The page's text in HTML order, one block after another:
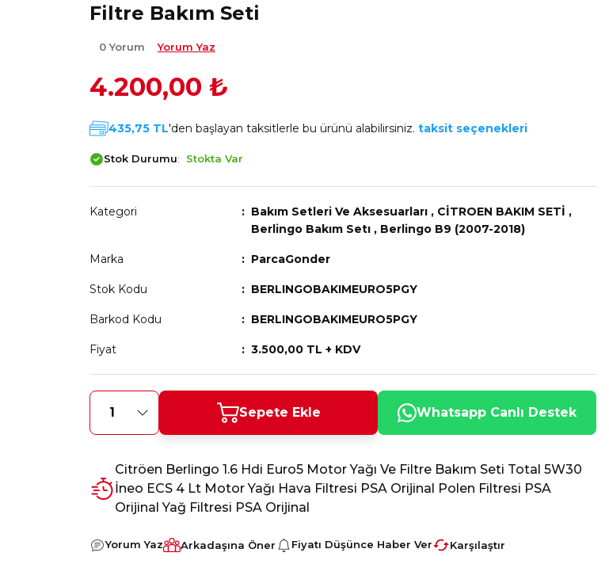
Filtre Bakım Seti
0 Yorum Yorum Yaz
4.200,00 ₺
435,75 TL'den başlayan taksitlerle bu ürünü alabilirsiniz. taksit seçenekleri
Stok Durumu Stokta Var
Kategori Bakım Setleri Ve Aksesuarları , CİTROEN BAKIM SETİ ,
Berlingo Bakım Setı , Berlingo B9 (2007-2018)
Marka ParcaGonder
Stok Kodu BERLINGOBAKIMEURO5PGY
Barkod Kodu BERLINGOBAKIMEURO5PGY
Fiyat 3.500,00 TL + KDV
Sepete Ekle Whatsapp Canlı Destek
Citröen Berlingo 1.6 Hdi Euro5 Motor Yağı Ve Filtre Bakım Seti Total 5W30
İneo ECS 4 Lt Motor Yağı Hava Filtresi PSA Orijinal Polen Filtresi PSA
Orijinal Yağ Filtresi PSA Orijinal
Yorum Yaz Arkadaşına Öner Fiyatı Düşünce Haber Ver Karşılaştır